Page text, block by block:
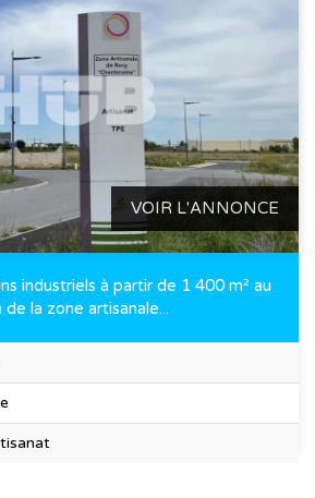
VOIR L'ANNONCE
industriels à partir de 1 400 m² au
de la zone artisanale...